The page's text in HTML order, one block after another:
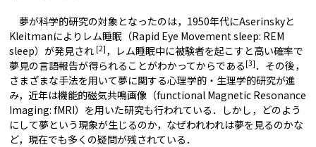
夢が科学的研究の対象となったのは，1950年代にAserinskyと
Kleitmanによりレム睡眠（Rapid Eye Movement sleep: REM
sleep）が発見され [2] ，レム睡眠中に被験者を起こすと高い確率で
夢見の言語報告が得られることがわかってからである [3] ．その後，
さまざまな手法を用いて夢に関する心理学的・生理学的研究が進
み，近年は機能的磁気共鳴画像（functional Magnetic Resonance
Imaging: fMRI）を用いた研究も行われている．しかし，どのよう
にして夢という現象が生じるのか，なぜわれわれは夢を見るのかな
ど，現在でも多くの疑問が残されている．